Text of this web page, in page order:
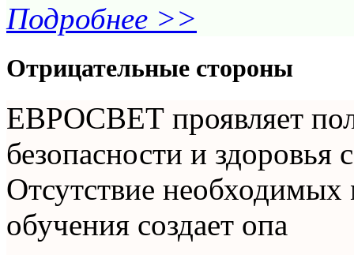
Подробнее >>
Отрицательные стороны
ЕВРОСВЕТ проявляет
безопасности и здоровья
Отсутствие
обучения создает опа